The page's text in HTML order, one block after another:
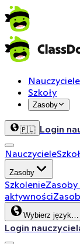
Nauczyciele
Szkoły
Zasoby
🇵🇱 Login
Nauczyciele
Zasoby
SzkolenieZasoby
aktywności
Wybierz język…
Login